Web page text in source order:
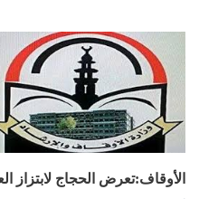
الأوقاف:تعرض الحجاج لابتزاز